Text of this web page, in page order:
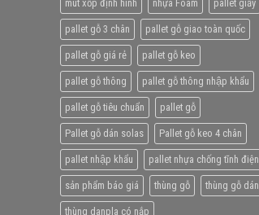
mút xốp định hình nhựa Foam pallet giấy
pallet gỗ 3 chân pallet gỗ giao toàn quốc
pallet gỗ giá rẻ pallet gỗ keo
pallet gỗ thông pallet gỗ thông nhập khẩu
pallet gỗ tiêu chuẩn pallet gỗ
Pallet gỗ dán solas Pallet gỗ keo 4 chân
pallet nhập khẩu pallet nhựa chống tĩnh điện
sản phẩm báo giá thùng gỗ thùng gỗ dán
thùng danpla có nắp